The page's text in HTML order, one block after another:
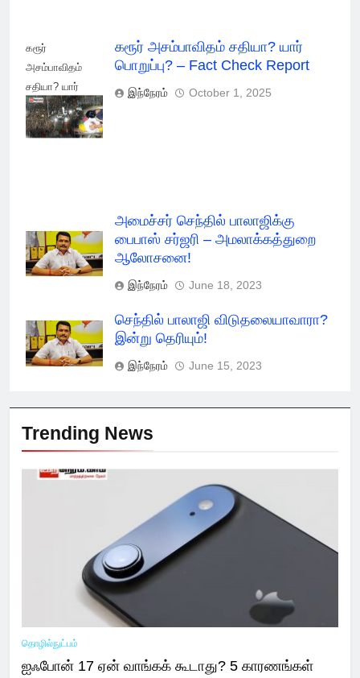
கரூர்
அசம்பாவிதம்
சதியா? யார்
பொறுப்பு? - Fact
Check Report
கரூர் அசம்பாவிதம் சதியா? யார்
பொறுப்பு? – Fact Check Report
இந்நேரம் October 1, 2025
அமைச்சர் செந்தில் பாலாஜிக்கு
பைபாஸ் சர்ஜரி – அமலாக்கத்துறை
ஆலோசனை!
இந்நேரம் June 18, 2023
செந்தில் பாலாஜி விடுதலையாவாரா?
இன்று தெரியும்!
இந்நேரம் June 15, 2023
Trending News
தொழில்நுட்பம்
ஐஃபோன் 17 ஏன் வாங்கக் கூடாது? 5 காரணங்கள்